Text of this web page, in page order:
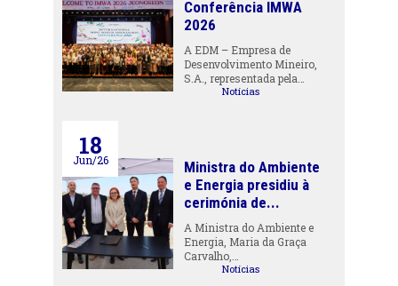
Conferência IMWA
2026
A EDM – Empresa de
Desenvolvimento Mineiro,
S.A., representada pela…
Notícias
18
Jun/26
Ministra do Ambiente
e Energia presidiu à
cerimónia de...
A Ministra do Ambiente e
Energia, Maria da Graça
Carvalho,…
Notícias